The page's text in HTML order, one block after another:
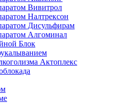
Вивитрол
Налтрексон
Дисульфирам
Алгоминал
Блок
Актоплекс